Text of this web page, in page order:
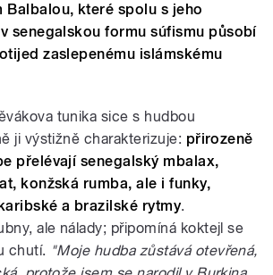
Balbalou, které spolu s jeho
senegalskou formu súfismu působí
zaslepenému islámskému
tunika sice s hudbou
ji výstižně charakterizuje: přirozeně
přelévají senegalský mbalax,
konžská rumba, ale i funky,
a brazilské rytmy.
ale nálady; připomíná koktejl se
chutí. "Moje hudba zůstává otevřená,